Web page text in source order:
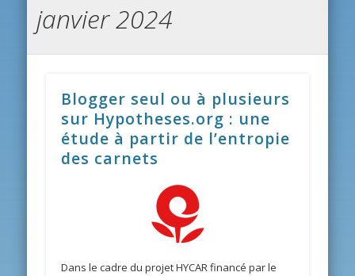
janvier 2024
Blogger seul ou à plusieurs
sur Hypotheses.org : une
étude à partir de l’entropie
des carnets
Dans le cadre du projet HYCAR financé par le